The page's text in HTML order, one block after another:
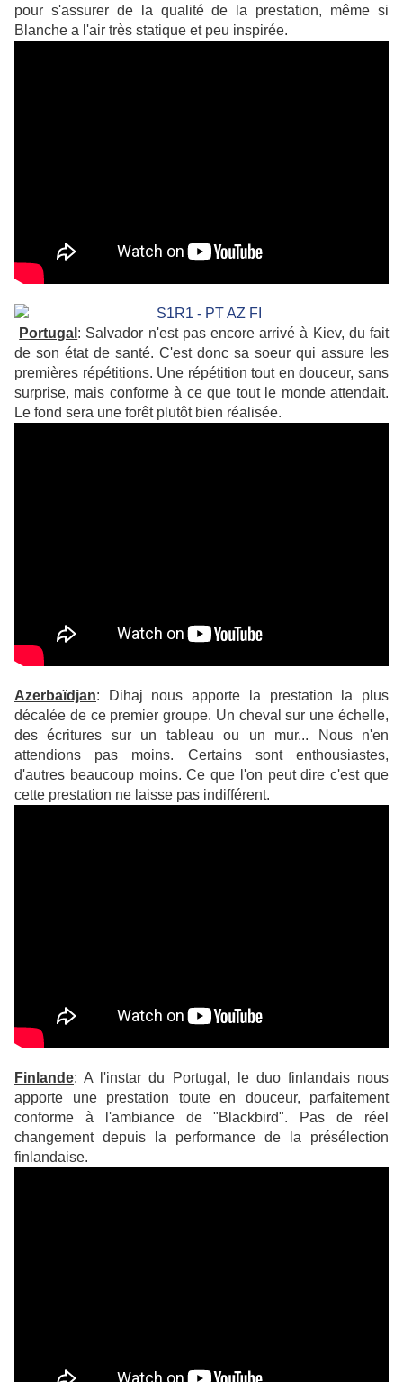
pour s'assurer de la qualité de la prestation, même si
Blanche a l'air très statique et peu inspirée.
Portugal : Salvador n'est pas encore arrivé à Kiev, du fait
de son état de santé. C'est donc sa soeur qui assure les
premières répétitions. Une répétition tout en douceur, sans
surprise, mais conforme à ce que tout le monde attendait.
Le fond sera une forêt plutôt bien réalisée.
Azerbaïdjan: Dihaj nous apporte la prestation la plus
décalée de ce premier groupe. Un cheval sur une échelle,
des écritures sur un tableau ou un mur... Nous n'en
attendions pas moins. Certains sont enthousiastes,
d'autres beaucoup moins. Ce que l'on peut dire c'est que
cette prestation ne laisse pas indifférent.
Finlande: A l'instar du Portugal, le duo finlandais nous
apporte une prestation toute en douceur, parfaitement
conforme à l'ambiance de "Blackbird". Pas de réel
changement depuis la performance de la présélection
finlandaise.